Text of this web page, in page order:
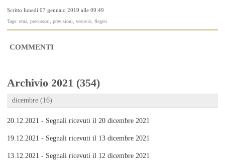
Scritto lunedì 07 gennaio 2019 alle 09:49
Tags: etna, precursori, previsioni, vesuvio, flegrei
COMMENTI
Archivio 2021 (354)
dicembre (16)
20.12.2021 - Segnali ricevuti il 20 dicembre 2021
19.12.2021 - Segnali ricevuti il 13 dicembre 2021
13.12.2021 - Segnali ricevuti il 12 dicembre 2021